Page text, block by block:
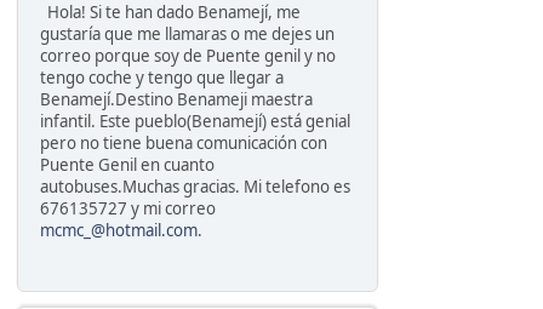
Hola! Si te han dado Benamejí, me
gustaría que me llamaras o me dejes un
correo porque soy de Puente genil y no
tengo coche y tengo que llegar a
Benamejí.Destino Benameji maestra
infantil. Este pueblo(Benamejí) está genial
pero no tiene buena comunicación con
Puente Genil en cuanto
autobuses.Muchas gracias. Mi telefono es
676135727 y mi correo
mcmc_@hotmail.com.